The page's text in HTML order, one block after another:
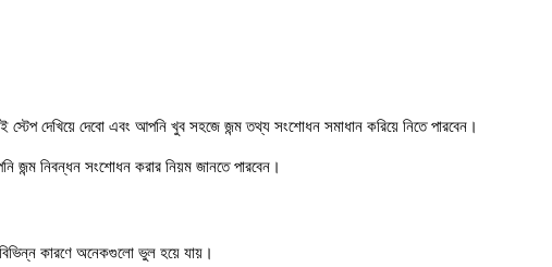
দেখিয়ে দেবো এবং আপনি খুব সহজে জন্ম তথ্য সংশোধন সমাধান করিয়ে নিতে পারবেন।
নিবন্ধন সংশোধন করার নিয়ম জানতে পারবেন।
কারণে অনেকগুলো ভুল হয়ে যায়।